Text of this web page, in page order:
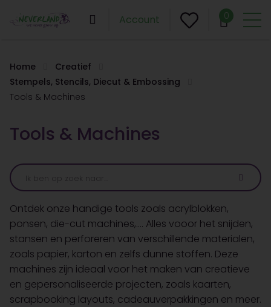
Account 0
Home
Creatief
Stempels, Stencils, Diecut & Embossing
Tools & Machines
Tools & Machines
Ontdek onze handige tools zoals acrylblokken,
ponsen, die-cut machines,.... Alles vooor het snijden,
stansen en perforeren van verschillende materialen,
zoals papier, karton en zelfs dunne stoffen. Deze
machines zijn ideaal voor het maken van creatieve
en gepersonaliseerde projecten, zoals kaarten,
scrapbooking layouts, cadeauverpakkingen en meer.